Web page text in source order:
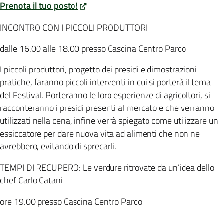
Prenota il tuo posto!
INCONTRO CON I PICCOLI PRODUTTORI
dalle 16.00 alle 18.00 presso Cascina Centro Parco
I piccoli produttori, progetto dei presidi e dimostrazioni
pratiche, faranno piccoli interventi in cui si porterà il tema
del Festival. Porteranno le loro esperienze di agricoltori, si
racconteranno i presidi presenti al mercato e che verranno
utilizzati nella cena, infine verrà spiegato come utilizzare un
essiccatore per dare nuova vita ad alimenti che non ne
avrebbero, evitando di sprecarli.
TEMPI DI RECUPERO: Le verdure ritrovate da un’idea dello
chef Carlo Catani
ore 19.00 presso Cascina Centro Parco